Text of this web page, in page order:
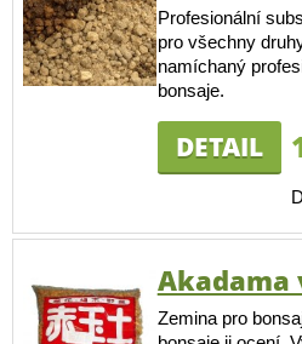
Profesionální
pro všechny
namíchaný
bonsaje.
DETAIL
Akadama
Zemina pro